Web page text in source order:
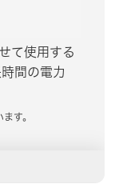
て使用する
間の電力
す。